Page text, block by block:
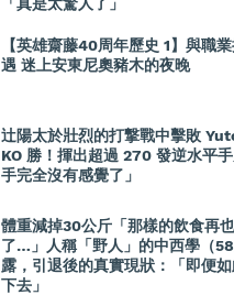
【英雄齋藤40周年歷史 1】與職
遇 迷上安東尼奧豬木的夜晚
辻陽太於壯烈的打撃戰中擊敗
KO 勝！揮出超過 270 發逆水平
手完全沒有感覺了」
體重減掉30公斤「那樣的飲食再
了…」人稱「野人」的中西學（
露，引退後的真實現狀：「即便
下去」